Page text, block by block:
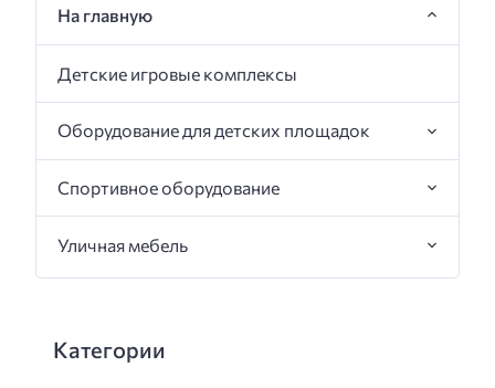
На главную
Детские игровые комплексы
Оборудование для детских площадок
Спортивное оборудование
Уличная мебель
Категории